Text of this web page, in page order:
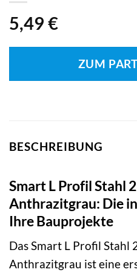
5,49 €
ZUM
BESCHREIBUNG
Smart L Profil Stahl
Anthrazitgrau: Die
Ihre Bauprojekte
Das Smart L Profil Stahl
Anthrazitgrau ist eine